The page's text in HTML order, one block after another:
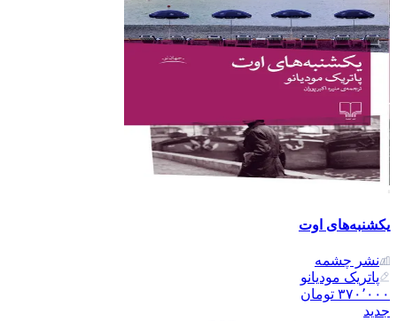
یکشنبه‌های اوت
نشر‌ چشمه
پاتریک مودیانو
۳۷۰٬۰۰۰ تومان
جدید